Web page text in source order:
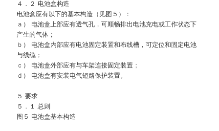
４．２ 电池盒构造
电池盒应有以下的基本构造（见图５）：
ａ） 电池盒上部应有透气孔，可顺畅排出电池充电或工作状态下
产生的气体；
ｂ） 电池盒内部应有电池固定装置和布线槽，可定位和固定电池
与线缆；
ｃ） 电池盒外部应有与车架连接固定装置；
ｄ） 电池盒有安装电气短路保护装置。
５ 要求
５．１ 总则
图５ 电池盒基本构造